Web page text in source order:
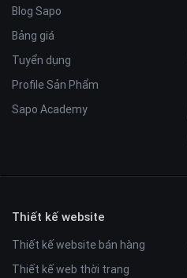
Blog Sapo
Bảng giá
Tuyển dụng
Profile Sản Phẩm
Sapo Academy
Thiết kế website
Thiết kế website bán hàng
Thiết kế web thời trang